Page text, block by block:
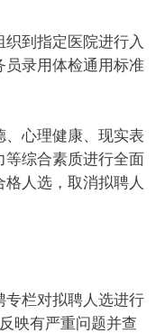
到指定医院进行入
员录用体检通用标准
、心理健康、现实表
等综合素质进行全面
人选，取消拟聘人
专栏对拟聘人选进行
映有严重问题并查